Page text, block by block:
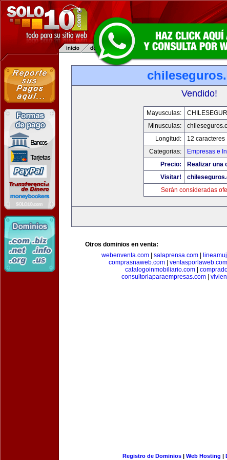
Vendido!
Mayusculas:
Minusculas:
Longitud:
12 caracteres
Categorias:
Empresas e
Precio:
Realizar una
Visitar!
Serán consideradas
Otros dominios en venta:
webenventa.com
salaprensa.com
comprasnaweb.com
ventasporlaweb.com
catalogoinmobiliario.com|
consultoriaparaempresas.com|
Registro de Dominios| Web Hosting |